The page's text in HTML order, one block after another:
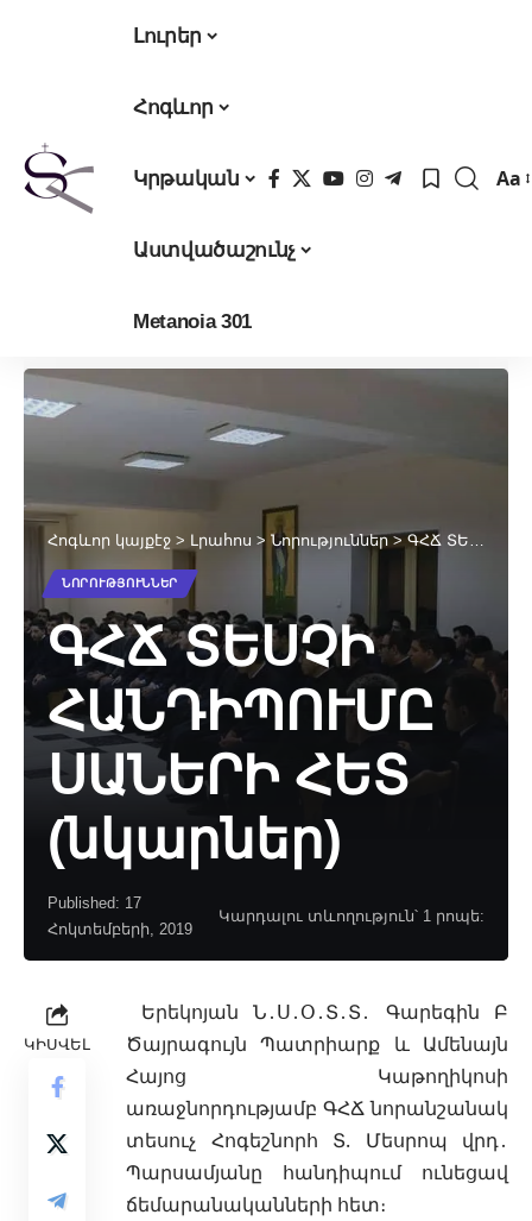
Լուրեր
Հոգևոր
Կրթական
Աստվածաշունչ
Metanoia 301
Aa
Հոգևոր կայքէջ > Լրահոս > Նորություններ>ԳՀՃ ՏԵՍՉԻ ՀԱՆԴԻՊՈՒՄԸ ՍԱՆԵՐԻ ՀԵՏ (նկարներ)
ՆՈՐՈՒԹՅՈՒՆՆԵՐ
ԳՀՃ ՏԵՍՉԻ
ՀԱՆԴԻՊՈՒՄԸ
ՍԱՆԵՐԻ ՀԵՏ
(նկարներ)
Published: 17
Հոկտեմբերի, 2019
Կարդալու տևողություն՝ 1 րոպե:
ԿԻՍՎԵԼ
Երեկոյան Ն․Ս․Օ․Տ․Տ․ Գարեգին Բ
Ծայրագույն Պատրիարք և Ամենայն
Հայոց Կաթողիկոսի
առաջնորդությամբ ԳՀՃ նորանշանակ
տեսուչ Հոգեշնորհ Տ. Մեսրոպ վրդ․
Պարսամյանը հանդիպում ունեցավ
ճեմարանականների հետ։